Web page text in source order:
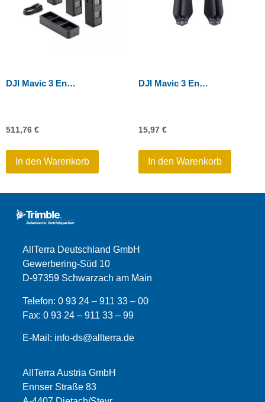
DJI Mavic 3 Enterprise Serie – Akku-Set
511,76 €
In den Warenkorb
DJI Mavic 3 Enterprise Serie – 8658F Propeller (Paar) für C2
15,97 €
In den Warenkorb
AllTerra Deutschland GmbH
Gewerbering-Süd 10
D-97359 Schwarzach am Main
Telefon:0 93 24 – 911 33 – 00
Fax:0 93 24 – 911 33 –99
E-Mail: info-ds@allterra.de
AllTerra Austria GmbH
Ennser Straße 83